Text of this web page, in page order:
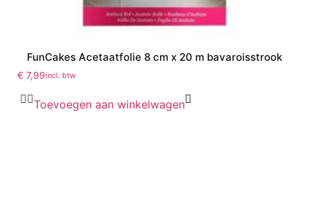
FunCakes Acetaatfolie 8 cm x 20 m bavaroisstrook
€ 7,99incl. btw
Toevoegen aan winkelwagen